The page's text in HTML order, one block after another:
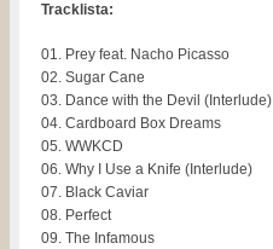
Tracklista:
01. Prey feat. Nacho Picasso
02. Sugar Cane
03. Dance with the Devil (Interlude)
04. Cardboard Box Dreams
05. WWKCD
06. Why I Use a Knife (Interlude)
07. Black Caviar
08. Perfect
09. The Infamous